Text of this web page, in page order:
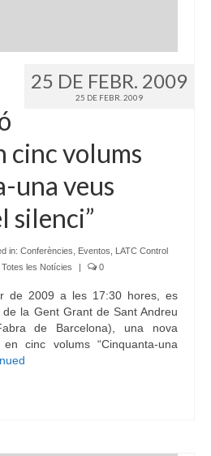
25 DE FEBR. 2009
25 DE FEBR. 2009
cinc volums
una veus
silenci”
in: Conferències Eventos
LATC Control
Totes les Notícies | 0
de 2009 a les 17:30 hores, es
de la Gent Grant de Sant Andreu
de Barcelona), una nova
cinc volums “Cinquanta-una